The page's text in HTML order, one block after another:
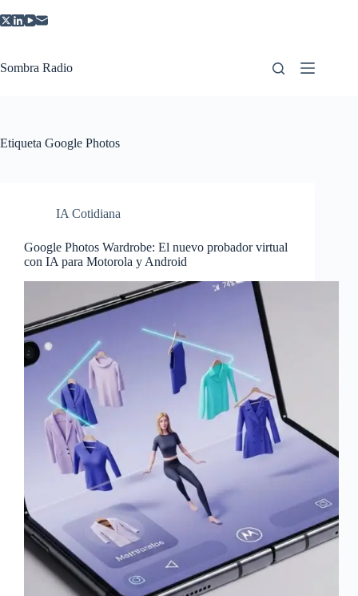
al
Sombra Radio
Etiqueta Google Photos
IA Cotidiana
Google Photos Wardrobe: El nuevo probador virtual
con IA para Motorola y Android